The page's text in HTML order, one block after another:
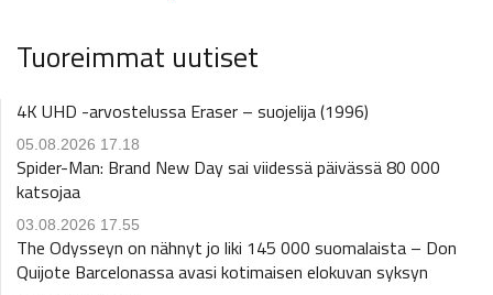
Tuoreimmat uutiset
4K UHD -arvostelussa Eraser – suojelija (1996)
05.08.2026 17.18
Spider-Man: Brand New Day sai viidessä päivässä 80 000
katsojaa
03.08.2026 17.55
The Odysseyn on nähnyt jo liki 145 000 suomalaista – Don
Quijote Barcelonassa avasi kotimaisen elokuvan syksyn